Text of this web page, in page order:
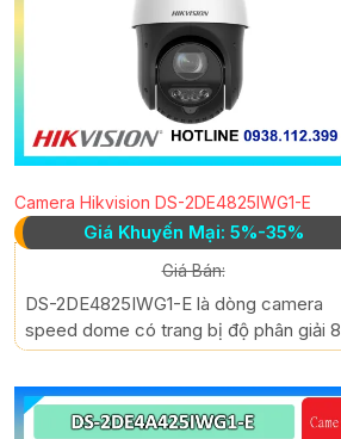
Camera Hikvision DS-2DE4825IWG1-E
Giá Khuyến Mại: 5%-35%
Giá Bán:
DS-2DE4825IWG1-E là dòng camera
speed dome có trang bị độ phân giải 8